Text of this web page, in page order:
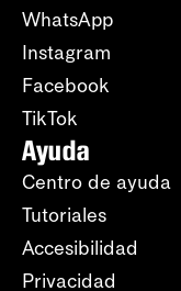
WhatsApp
Instagram
Facebook
TikTok
Ayuda
Centro de ayuda
Tutoriales
Accesibilidad
Privacidad